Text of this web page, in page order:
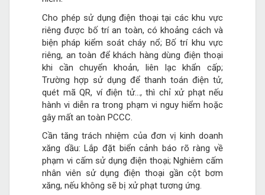
Cho phép sử dụng điện thoại tại các khu vực
riêng được bố trí an toàn, có khoảng cách và
biện pháp kiểm soát cháy nổ; Bố trí khu vực
riêng, an toàn để khách hàng dùng điện thoại
khi cần chuyển khoản, liên lạc khẩn cấp;
Trường hợp sử dụng để thanh toán điện tử,
quét mã QR, ví điện tử..., thì chỉ xử phạt nếu
hành vi diễn ra trong phạm vi nguy hiểm hoặc
gây mất an toàn PCCC.
Cần tăng trách nhiệm của đơn vị kinh doanh
xăng dầu: Lắp đặt biển cảnh báo rõ ràng về
phạm vi cấm sử dụng điện thoại; Nghiêm cấm
nhân viên sử dụng điện thoại gần cột bơm
xăng, nếu không sẽ bị xử phạt tương ứng.